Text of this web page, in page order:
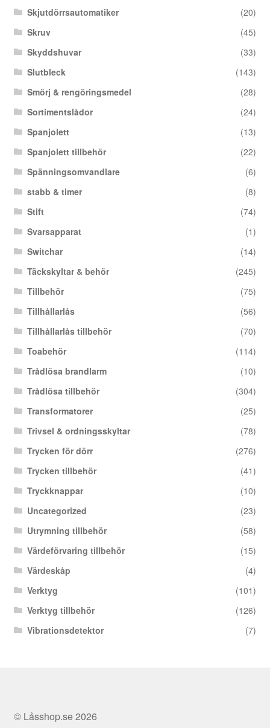
Skjutdörrsautomatiker
(20)
Skruv
(45)
Skyddshuvar
(33)
Slutbleck
(143)
Smörj & rengöringsmedel
(28)
Sortimentslådor
(24)
Spanjolett
(13)
Spanjolett tillbehör
(22)
Spänningsomvandlare
(6)
stabb & timer
(8)
Stift
(74)
Svarsapparat
(1)
Switchar
(14)
Täckskyltar & behör
(245)
Tillbehör
(75)
Tillhållarlås
(56)
Tillhållarlås tillbehör
(70)
Toabehör
(114)
Trådlösa brandlarm
(10)
Trådlösa tillbehör
(304)
Transformatorer
(25)
Trivsel & ordningsskyltar
(78)
Trycken för dörr
(276)
Trycken tillbehör
(41)
Tryckknappar
(10)
Uncategorized
(23)
Utrymning tillbehör
(58)
Värdeförvaring tillbehör
(15)
Värdeskåp
(4)
Verktyg
(101)
Verktyg tillbehör
(126)
Vibrationsdetektor
(7)
© Låsshop.se 2026